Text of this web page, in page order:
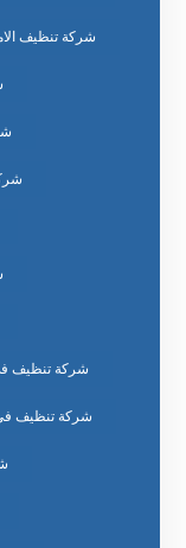
شركة تنظيف
شركة تنظيف
شركة تنظيف